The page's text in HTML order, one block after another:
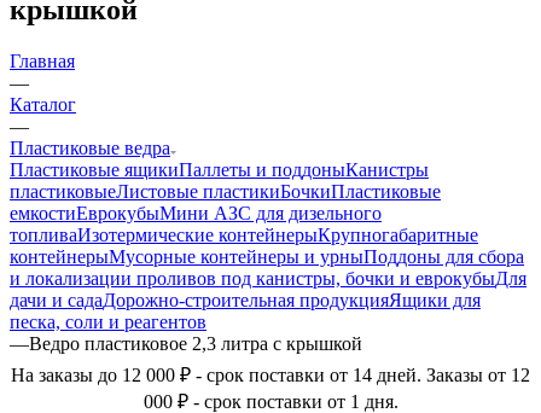
крышкой
Главная
—
Каталог
—
Пластиковые ведра
Пластиковые ящикиПаллеты и поддоныКанистры
пластиковыеЛистовые пластикиБочкиПластиковые
емкостиЕврокубыМини АЗС для дизельного
топливаИзотермические контейнерыКрупногабаритные
контейнерыМусорные контейнеры и урныПоддоны для сбора
и локализации проливов под канистры, бочки и еврокубыДля
дачи и садаДорожно-строительная продукцияЯщики для
песка, соли и реагентов
—Ведро пластиковое 2,3 литра с крышкой
На заказы до 12 000 ₽ - срок поставки от 14 дней. Заказы от 12
000 ₽ - срок поставки от 1 дня.